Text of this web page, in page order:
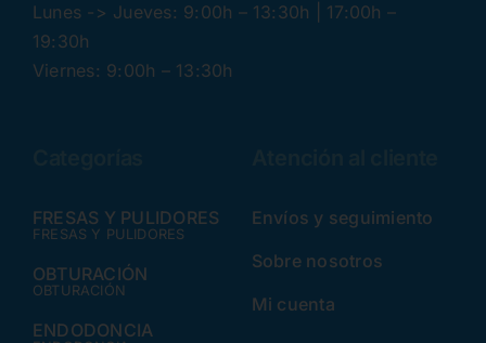
Lunes -> Jueves: 9:00h – 13:30h | 17:00h –
19:30h
Viernes: 9:00h – 13:30h
FRESAS Y PULIDORES
FRESAS Y PULIDORES
OBTURACIÓN
OBTURACIÓN
ENDODONCIA
Envíos y seguimiento
Sobre nosotros
Mi cuenta